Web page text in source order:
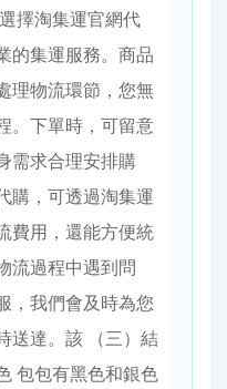
擇淘集運官網代
的集運服務。商品
理物流環節，您無
。下單時，可留意
需求合理安排購
購，可透過淘集運
費用，還能方便統
流過程中遇到問
，我們會及時為您
送達。該 （三）結
包包有黑色和銀色